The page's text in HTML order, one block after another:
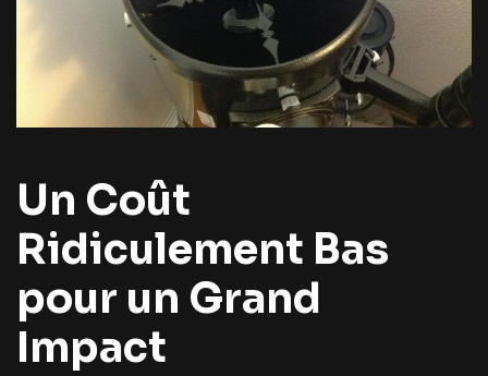
Un Coût
Ridiculement Bas
pour un Grand
Impact